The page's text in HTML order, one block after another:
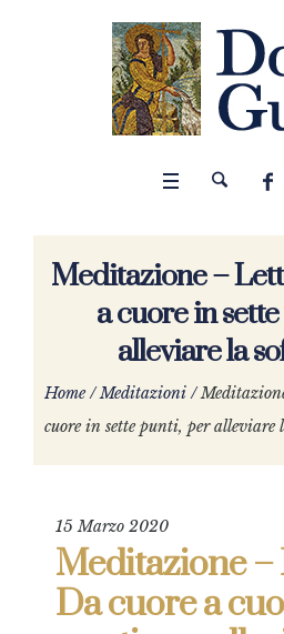
Meditazione –
a cuore in
alleviare la
Home /Meditazioni /
cuore in sette punti, per alleviare
15 Marzo 2020
Meditazione –
Da cuore a